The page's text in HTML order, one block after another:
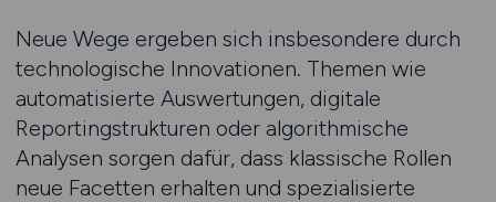
Neue Wege ergeben sich insbesondere durch
technologische Innovationen. Themen wie
automatisierte Auswertungen, digitale
Reportingstrukturen oder algorithmische
Analysen sorgen dafür, dass klassische Rollen
neue Facetten erhalten und spezialisierte